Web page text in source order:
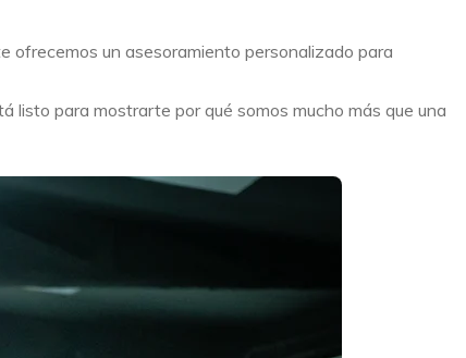
ofrecemos un asesoramiento personalizado para
listo para mostrarte por qué somos mucho más que una